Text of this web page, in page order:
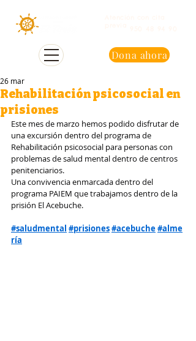
Dona ahora
Rehabilitación psicosocial en
prisiones
26 mar
Este mes de marzo hemos podido disfrutar de
una excursión dentro del programa de
Rehabilitación psicosocial para personas con
problemas de salud mental dentro de centros
penitenciarios.
Una convivencia enmarcada dentro del
programa PAIEM que trabajamos dentro de la
prisión El Acebuche.
#saludmental #prisiones#acebuche#alme
ría